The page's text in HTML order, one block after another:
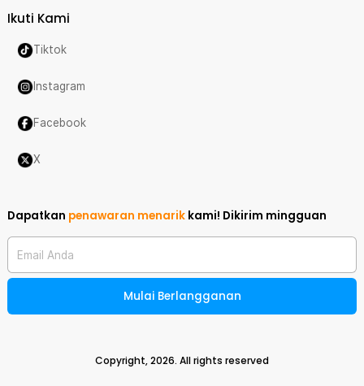
Ikuti Kami
Tiktok
Instagram
Facebook
X
Dapatkan penawaran menarik kami! Dikirim mingguan
Email Anda
Mulai Berlangganan
Copyright,2026. All rights reserved